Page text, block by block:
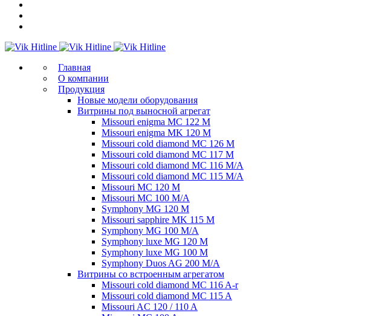
Главная
О компании
Продукция
Новые модели оборудования
Витрины под выносной агрегат
Missouri enigma MC 122 M
Missouri enigma MK 120 M
Missouri cold diamond MC 126 M
Missouri cold diamond MC 117 M
Missouri cold diamond MC 116 M/A
Missouri cold diamond MC 115 M/A
Missouri MC 120 M
Missouri MC 100 M/A
Symphony MG 120 M
Missouri sapphire MK 115 M
Symphony MG 100 M/А
Symphony luxe MG 120 M
Symphony luxe MG 100 M
Symphony Duos AG 200 M/A
Витрины со встроенным агрегатом
Missouri cold diamond MC 116 A-r
Missouri cold diamond MC 115 A
Missouri AC 120 / 110 A